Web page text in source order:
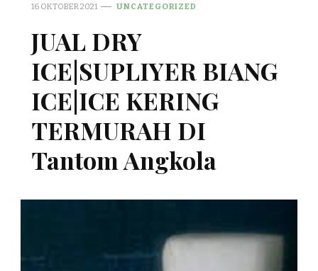
16 OKTOBER 2021 UNCATEGORIZED
JUAL DRY
ICE|SUPLIYER BIANG
ICE|ICE KERING
TERMURAH DI
Tantom Angkola